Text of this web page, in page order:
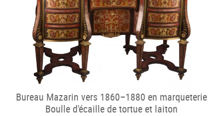
Bureau Mazarin vers 1860–1880 en marqueterie
Boulle d'écaille de tortue et laiton